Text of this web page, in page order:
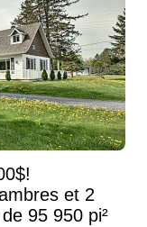
et 2
95 950 pi²